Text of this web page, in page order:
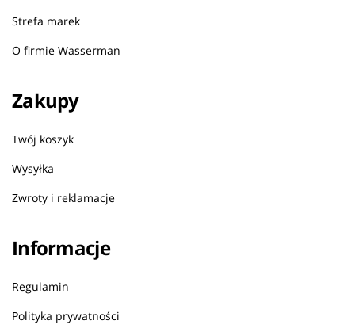
Strefa marek
O firmie Wasserman
Zakupy
Twój koszyk
Wysyłka
Zwroty i reklamacje
Informacje
Regulamin
Polityka prywatności